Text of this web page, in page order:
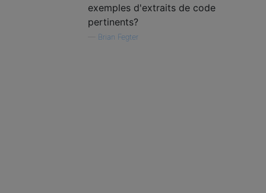
exemples d'extraits de code
pertinents?
Brian Fegter